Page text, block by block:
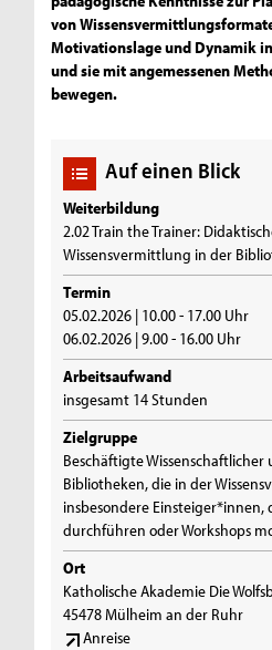
von
Motivationslage und Dynamik
und sie mit angemessenen
bewegen.
Auf einen Blick
Weiterbildung
2.02 Train the Trainer:
Wissensvermittlung in der
Termin
05.02.2026 | 10.00 - 17.00 Uhr
06.02.2026 | 9.00 - 16.00 Uhr
Arbeitsaufwand
insgesamt 14 Stunden
Zielgruppe
Beschäftigte
Bibliotheken, die in der
insbesondere Einsteiger*innen,
durchführen oder Workshops
Ort
Katholische Akademie Die
45478 Mülheim an der Ruhr
Anreise